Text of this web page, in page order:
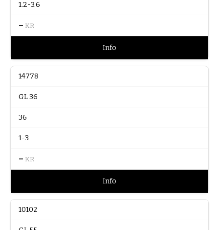
1.2-3.6
– KR
Info
14778
GL 36
36
1-3
– KR
Info
10102